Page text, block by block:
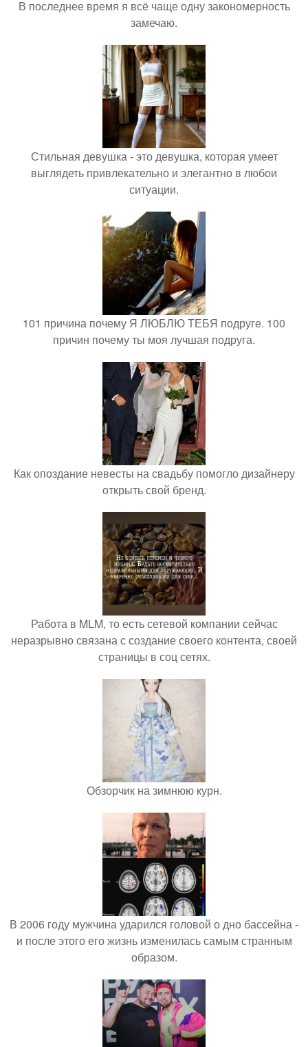
В последнее время я всё чаще одну закономерность
замечаю.
Стильная девушка - это девушка, которая умеет
выглядеть привлекательно и элегантно в любои
ситуации.
101 причина почему Я ЛЮБЛЮ ТЕБЯ подруге. 100
причин почему ты моя лучшая подруга.
Как опоздание невесты на свадьбу помогло дизайнеру
открыть свой бренд.
Работа в MLM, то есть сетевой компании сейчас
неразрывно связана с создание своего контента, своей
страницы в соц сетях.
Обзорчик на зимнюю курн.
В 2006 году мужчина ударился головой о дно бассейна -
и после этого его жизнь изменилась самым странным
образом.